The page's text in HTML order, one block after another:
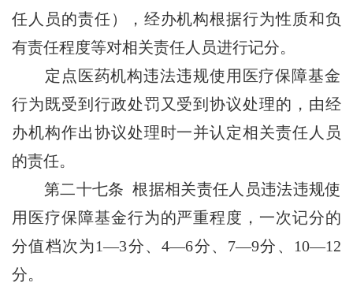
任人员的责任），经办机构根据行为性质和负
有责任程度等对相关责任人员进行记分。
定点医药机构违法违规使用医疗保障基金
行为既受到行政处罚又受到协议处理的，由经
办机构作出协议处理时一并认定相关责任人员
的责任。
第二十七条根据相关责任人员违法违规使
用医疗保障基金行为的严重程度，一次记分的
分值档次为1—3分、4—6分、7—9分、10—12
分。